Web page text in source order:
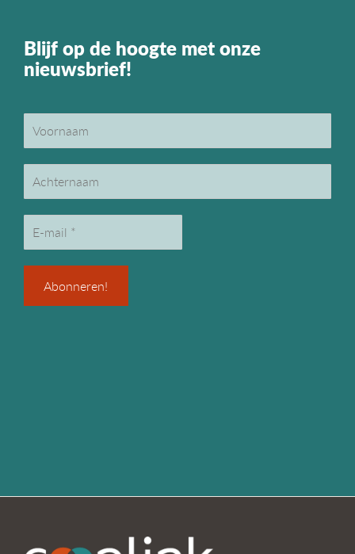
Blijf op de hoogte met onze
nieuwsbrief!